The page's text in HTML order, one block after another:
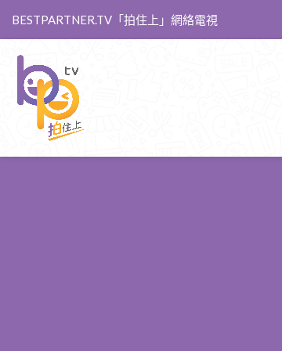
BESTPARTNER.TV「拍住上」網絡電視